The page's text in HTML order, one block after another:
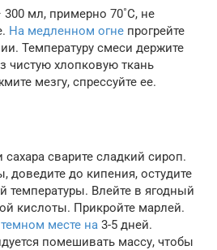
300 мл, примерно 70˚С, не
На медленном огне прогрейте
Температуру смеси держите
чистую хлопковую ткань
мезгу, спрессуйте ее.
сварите сладкий сироп.
до кипения, остудите
температуры. Влейте в ягодный
кислоты. Прикройте марлей.
темном месте на 3-5 дней.
помешивать массу, чтобы